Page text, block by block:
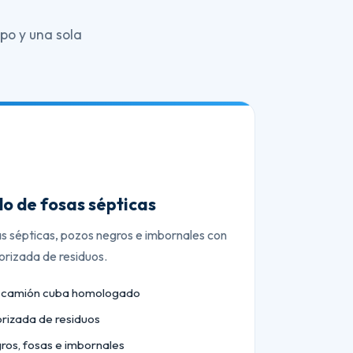
y una sola
de fosas sépticas
sépticas, pozos negros e imbornales con
de residuos.
cuba homologado
de residuos
fosas e imbornales